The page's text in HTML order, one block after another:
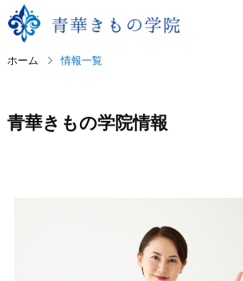
ホーム
情報一覧
青華きもの学院情報